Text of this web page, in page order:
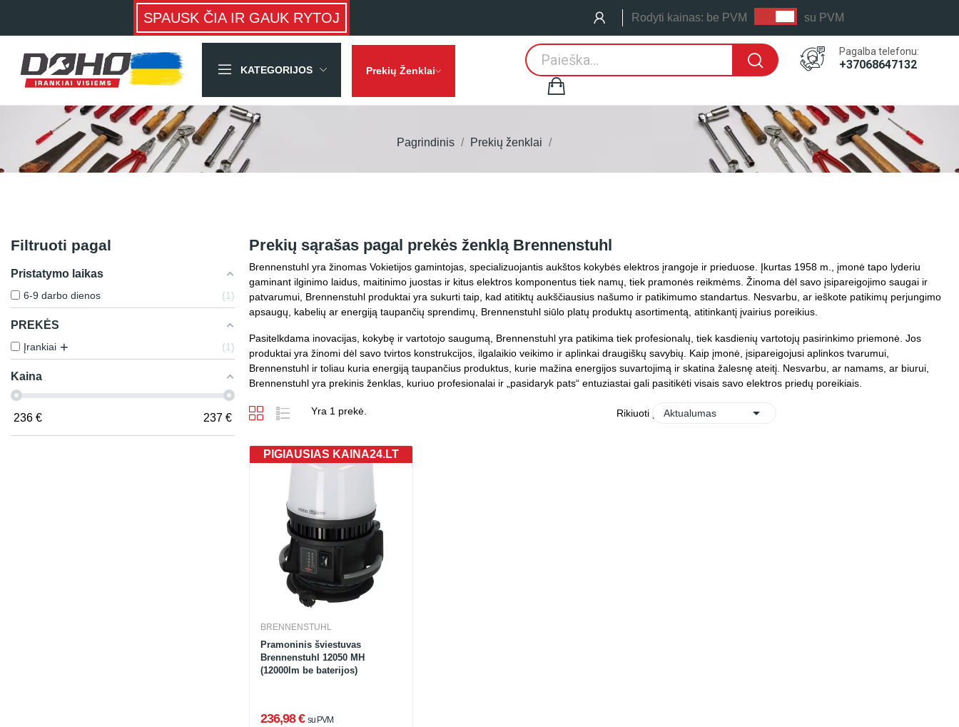
SPAUSK ČIA IR GAUK RYTOJ Rodyti kainas: be PVM su PVM
KATEGORIJOS Prekių Ženklai
Pagalba telefonu:
+37068647132
Pagrindinis Prekių ženklai
Filtruoti pagal
Pristatymo laikas
6-9 darbo dienos 1
PREKĖS
Įrankiai + 1
Kaina
236 € 237€
Prekių sąrašas pagal prekės ženklą Brennenstuhl
Brennenstuhl yra žinomas Vokietijos gamintojas, specializuojantis aukštos kokybės elektros įrangoje ir prieduose. Įkurtas 1958 m., įmonė tapo lyderiu
gaminant ilginimo laidus, maitinimo juostas ir kitus elektros komponentus tiek namų, tiek pramonės reikmėms. Žinoma dėl savo įsipareigojimo saugai ir
patvarumui, Brennenstuhl produktai yra sukurti taip, kad atitiktų aukščiausius našumo ir patikimumo standartus. Nesvarbu, ar ieškote patikimų perjungimo
apsaugų, kabelių ar energiją taupančių sprendimų, Brennenstuhl siūlo platų produktų asortimentą, atitinkantį įvairius poreikius.
Pasitelkdama inovacijas, kokybę ir vartotojo saugumą, Brennenstuhl yra patikima tiek profesionalų, tiek kasdienių vartotojų pasirinkimo priemonė. Jos
produktai yra žinomi dėl savo tvirtos konstrukcijos, ilgalaikio veikimo ir aplinkai draugiškų savybių. Kaip įmonė, įsipareigojusi aplinkos tvarumui,
Brennenstuhl ir toliau kuria energiją taupančius produktus, kurie mažina energijos suvartojimą ir skatina žalesnę ateitį. Nesvarbu, ar namams, ar biurui,
Brennenstuhl yra prekinis ženklas, kuriuo profesionalai ir „pasidaryk pats“ entuziastai gali pasitikėti visais savo elektros priedų poreikiais.
Yra 1 prekė. Rikiuoti pagal:Aktualumas 
PIGIAUSIAS KAINA24.LT
BRENNENSTUHL
Pramoninis šviestuvas
Brennenstuhl 12050 MH
(12000lm be baterijos)
236,98 € su PVM